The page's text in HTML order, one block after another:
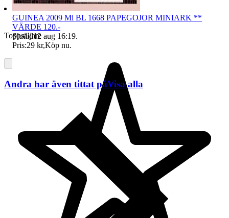
Toppsäljare
GUINEA 2009 Mi BL 1668 PAPEGOJOR MINIARK **
VÄRDE 120.-
Sluttid12 aug 16:19.
Pris:29 kr,Köp nu.
Andra har även tittat påVisa alla